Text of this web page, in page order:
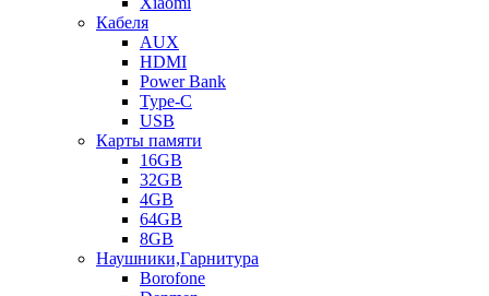
Кабеля
AUX
HDMI
Power Bank
Type-C
USB
Карты памяти
16GB
32GB
4GB
64GB
8GB
Наушники,Гарнитура
Borofone